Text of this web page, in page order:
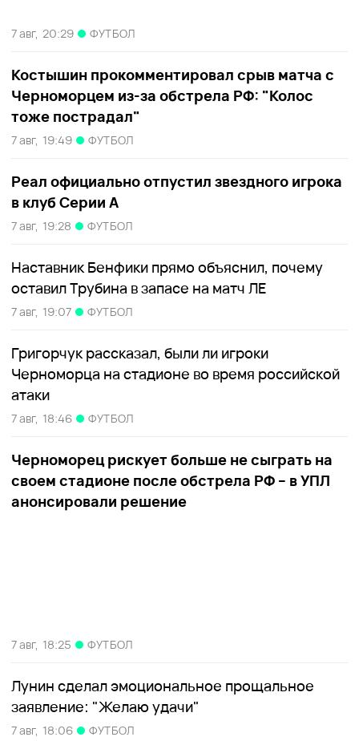
7 авг, 20:29 ФУТБОЛ
Костышин прокомментировал срыв матча с
Черноморцем из-за обстрела РФ: "Колос
тоже пострадал"
7 авг, 19:49 ФУТБОЛ
Реал официально отпустил звездного игрока
в клуб Серии А
7 авг, 19:28 ФУТБОЛ
Наставник Бенфики прямо объяснил, почему
оставил Трубина в запасе на матч ЛЕ
7 авг, 19:07 ФУТБОЛ
Григорчук рассказал, были ли игроки
Черноморца на стадионе во время российской
атаки
7 авг, 18:46 ФУТБОЛ
Черноморец рискует больше не сыграть на
своем стадионе после обстрела РФ – в УПЛ
анонсировали решение
7 авг, 18:25 ФУТБОЛ
Лунин сделал эмоциональное прощальное
заявление: "Желаю удачи"
7 авг, 18:06 ФУТБОЛ